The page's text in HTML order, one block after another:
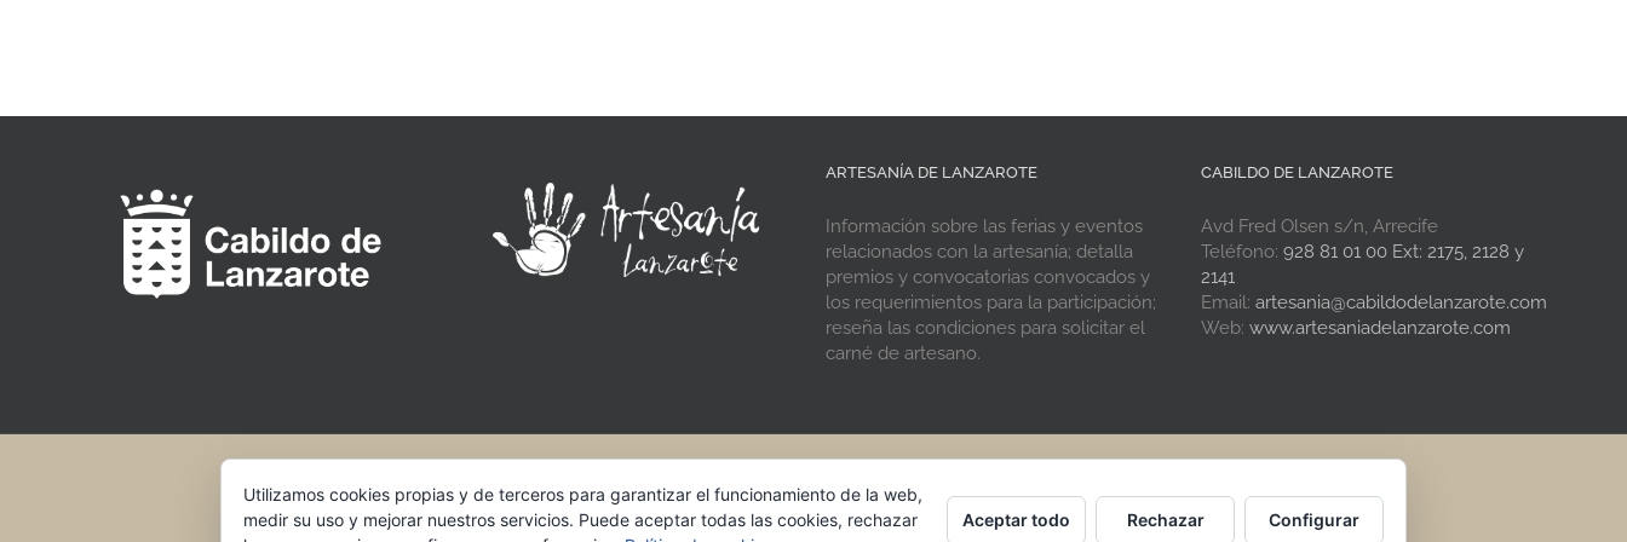
ARTESANÍA DE LANZAROTE
Información sobre las ferias y eventos
relacionados con la artesanía; detalla
premios y convocatorias convocados y
los requerimientos para la participación;
reseña las condiciones para solicitar el
carné de artesano.
CABILDO DE LANZAROTE
Avd Fred Olsen s/n, Arrecife
Teléfono: 928 81 01 00 Ext: 2175, 2128 y
2141
Email: artesania@cabildodelanzarote.com
Web: www.artesaniadelanzarote.com
FacebookInstagram
Rss
Utilizamos cookies propias y de terceros para garantizar el funcionamiento de la web,
medir su uso y mejorar nuestros servicios. Puede aceptar todas las cookies, rechazar
Aceptar todo Rechazar Configurar